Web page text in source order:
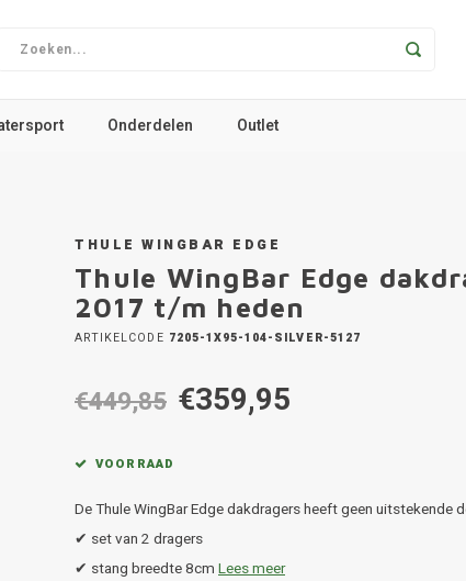
Onderdelen Outlet
THULE WINGBAR EDGE
Thule WingBar Edge
2017 t/m heden
ARTIKELCODE 7205-1X95-104-SILVER-5127
€449,85 €359,95
VOORRAAD
De Thule WingBar Edge dakdragers heeft geen uitstekende
✔ set van 2 dragers
✔ stang breedte 8cm Lees meer